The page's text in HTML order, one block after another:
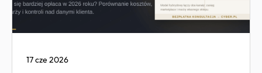
17 cze 2026